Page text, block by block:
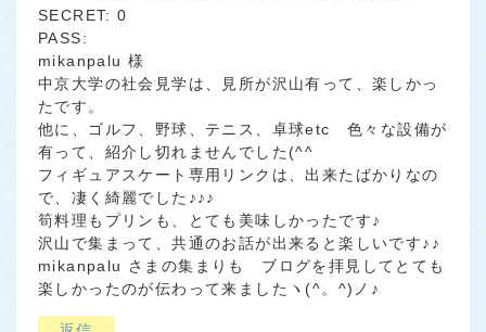
SECRET: 0
PASS:
mikanpalu 様
中京大学の社会見学は、見所が沢山有って、楽しかっ
たです。
他に、ゴルフ、野球、テニス、卓球etc 色々な設備が
有って、紹介し切れませんでした(^^ゞ
フィギュアスケート専用リンクは、出来たばかりなの
で、凄く綺麗でした♪♪♪
筍料理もプリンも、とても美味しかったです♪
沢山で集まって、共通のお話が出来ると楽しいです♪♪
mikanpalu さまの集まりも ブログを拝見してとても
楽しかったのが伝わって来ましたヽ(^。^)ノ♪